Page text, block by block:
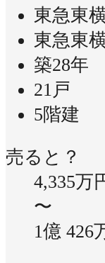
東急東
東急東
築28年
21戸
5階建
売ると？
4,335万
〜
1億 426